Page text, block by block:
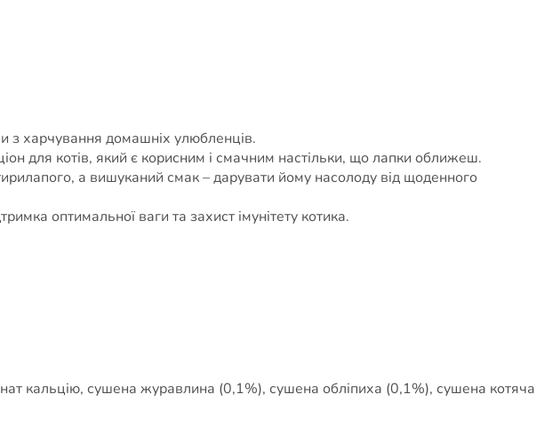
з харчування домашніх улюбленців.
для котів, який є корисним і смачним настільки, що лапки оближеш.
а вишуканий смак – дарувати йому насолоду від щоденного
оптимальної ваги та захист імунітету котика.
кальцію, сушена журавлина (0,1%), сушена обліпиха (0,1%), сушена котяча